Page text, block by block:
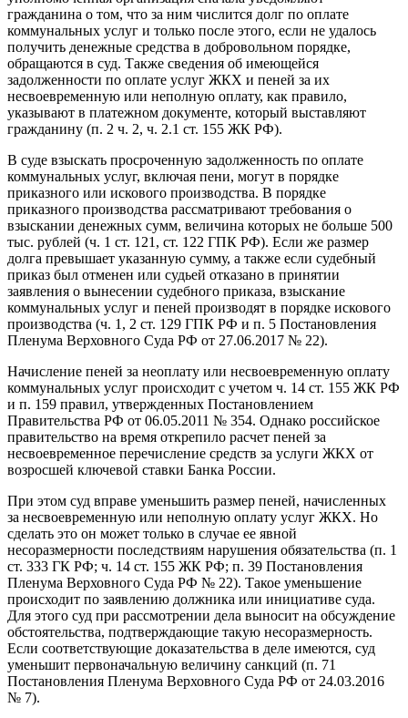
гражданина о том, что за ним числится долг по оплате
коммунальных услуг и только после этого, если не удалось
получить денежные средства в добровольном порядке,
обращаются в суд. Также сведения об имеющейся
задолженности по оплате услуг ЖКХ и пеней за их
несвоевременную или неполную оплату, как правило,
указывают в платежном документе, который выставляют
гражданину (п. 2 ч. 2, ч. 2.1 ст. 155 ЖК РФ).
В суде взыскать просроченную задолженность по оплате
коммунальных услуг, включая пени, могут в порядке
приказного или искового производства. В порядке
приказного производства рассматривают требования о
взыскании денежных сумм, величина которых не больше 500
тыс. рублей (ч. 1 ст. 121, ст. 122 ГПК РФ). Если же размер
долга превышает указанную сумму, а также если судебный
приказ был отменен или судьей отказано в принятии
заявления о вынесении судебного приказа, взыскание
коммунальных услуг и пеней производят в порядке искового
производства (ч. 1, 2 ст. 129 ГПК РФ и п. 5 Постановления
Пленума Верховного Суда РФ от 27.06.2017 № 22).
Начисление пеней за неоплату или несвоевременную оплату
коммунальных услуг происходит с учетом ч. 14 ст. 155 ЖК РФ
и п. 159 правил, утвержденных Постановлением
Правительства РФ от 06.05.2011 № 354. Однако российское
правительство на время открепило расчет пеней за
несвоевременное перечисление средств за услуги ЖКХ от
возросшей ключевой ставки Банка России.
При этом суд вправе уменьшить размер пеней, начисленных
за несвоевременную или неполную оплату услуг ЖКХ. Но
сделать это он может только в случае ее явной
несоразмерности последствиям нарушения обязательства (п. 1
ст. 333 ГК РФ; ч. 14 ст. 155 ЖК РФ; п. 39 Постановления
Пленума Верховного Суда РФ № 22). Такое уменьшение
происходит по заявлению должника или инициативе суда.
Для этого суд при рассмотрении дела выносит на обсуждение
обстоятельства, подтверждающие такую несоразмерность.
Если соответствующие доказательства в деле имеются, суд
уменьшит первоначальную величину санкций (п. 71
Постановления Пленума Верховного Суда РФ от 24.03.2016
№ 7).